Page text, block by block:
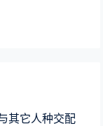
其它人种交配